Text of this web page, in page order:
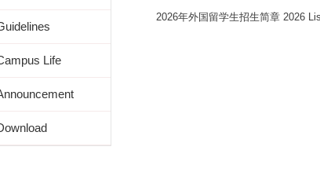
Life
2026年外国留学生招生简章 2026